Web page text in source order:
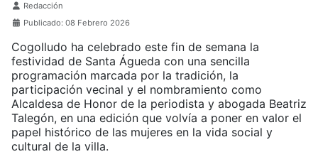
Detalles
Redacción
Publicado: 08 Febrero 2026
Cogolludo ha celebrado este fin de semana la
festividad de Santa Águeda con una sencilla
programación marcada por la tradición, la
participación vecinal y el nombramiento como
Alcaldesa de Honor de la periodista y abogada Beatriz
Talegón, en una edición que volvía a poner en valor el
papel histórico de las mujeres en la vida social y
cultural de la villa.